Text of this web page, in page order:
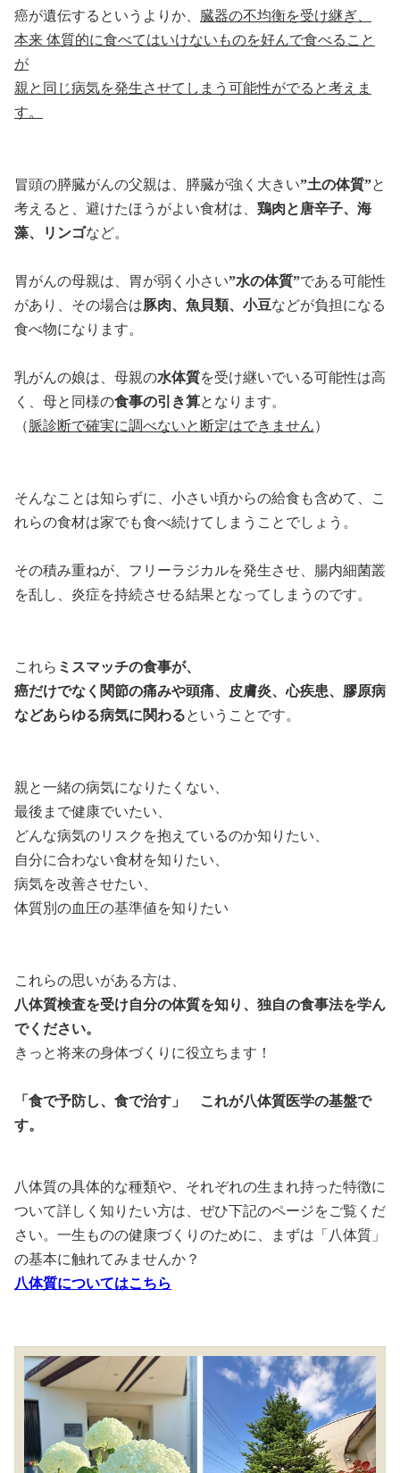
癌が遺伝するというよりか、 臓器の不均衡を受け継ぎ、
本来 体質的に食べてはいけないものを好んで食べること
が
親と同じ病気を発生させてしまう可能性がでると考えま
す。
冒頭の膵臓がんの父親は、膵臓が強く大きい”土の体質”と
考えると、避けたほうがよい食材は、 鶏肉と唐辛子、海
藻、リンゴなど。
胃がんの母親は、胃が弱く小さい”水の体質”である可能性
があり、その場合は豚肉、魚貝類、小豆などが負担になる
食べ物になります。
乳がんの娘は、母親の水体質を受け継いでいる可能性は高
く、母と同様の食事の引き算となります。
（ 脈診断で確実に調べないと断定はできません）
そんなことは知らずに、小さい頃からの給食も含めて、こ
れらの食材は家でも食べ続けてしまうことでしょう。
その積み重ねが、フリーラジカルを発生させ、腸内細菌叢
を乱し、炎症を持続させる結果となってしまうのです。
これら ミスマッチの食事が、
癌だけでなく関節の痛みや頭痛、皮膚炎、心疾患、膠原病
などあらゆる病気に関わるということです。
親と一緒の病気になりたくない、
最後まで健康でいたい、
どんな病気のリスクを抱えているのか知りたい、
自分に合わない食材を知りたい、
病気を改善させたい、
体質別の血圧の基準値を知りたい
これらの思いがある方は、
八体質検査を受け自分の体質を知り、独自の食事法を学ん
でください。
きっと将来の身体づくりに役立ちます！
「食で予防し、食で治す」 これが八体質医学の基盤で
す。
八体質の具体的な種類や、それぞれの生まれ持った特徴に
ついて詳しく知りたい方は、ぜひ下記のページをご覧くだ
さい。一生ものの健康づくりのために、まずは「八体質」
の基本に触れてみませんか？
八体質についてはこちら